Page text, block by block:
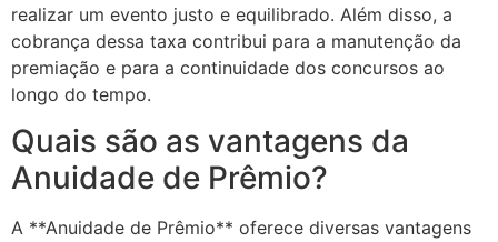
realizar um evento justo e equilibrado. Além disso, a
cobrança dessa taxa contribui para a manutenção da
premiação e para a continuidade dos concursos ao
longo do tempo.
Quais são as vantagens da
Anuidade de Prêmio?
A **Anuidade de Prêmio** oferece diversas vantagens